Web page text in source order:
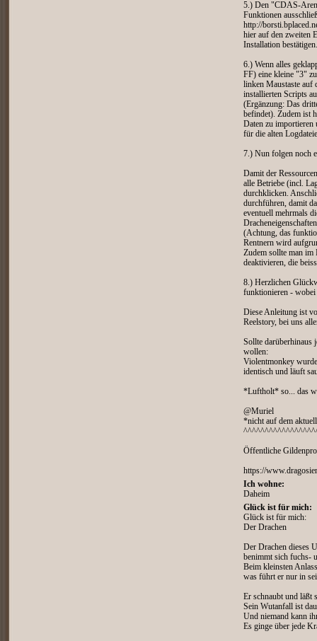
5.) Den "CDAS-
Funktionen
http://
hier auf den zweiten
Installation
6.) Wenn alles
FF) eine kleine "3"
linken Maustaste auf
installierten Scripts
(Ergänzung: Das
befindet). Zudem ist
Daten zu importieren
für die alten
7.) Nun folgen noch
Damit der
alle Betriebe (incl.
durchklicken.
durchführen, damit
eventuell mehrmals
(Achtung, das
Rentnern wird
Zudem sollte man
deaktivieren, die
8.) Herzlichen
funktionieren - wobei
Diese Anleitung ist
Reelstory, bei uns
Sollte darüberhinaus
wollen:
Violentmonkey
identisch und läuft
*Luftholt* so... das
@Muriel
*nicht auf dem
Öffentliche
https://
Ich wohne:
Daheim
Glück ist für mich:
Glück ist für mich:
Der Drachen
Der Drachen dieses
benimmt sich fuchs-
Beim kleinsten
was führt er nur in
Er schnaubt und läßt
Sein Wutanfall ist
Und niemand kann
Es ginge über jede